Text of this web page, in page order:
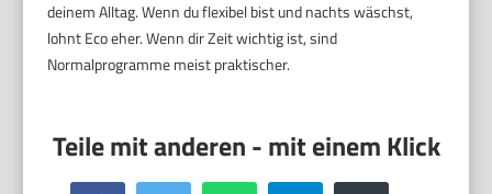
deinem Alltag. Wenn du flexibel bist und nachts wäschst,
lohnt Eco eher. Wenn dir Zeit wichtig ist, sind
Normalprogramme meist praktischer.